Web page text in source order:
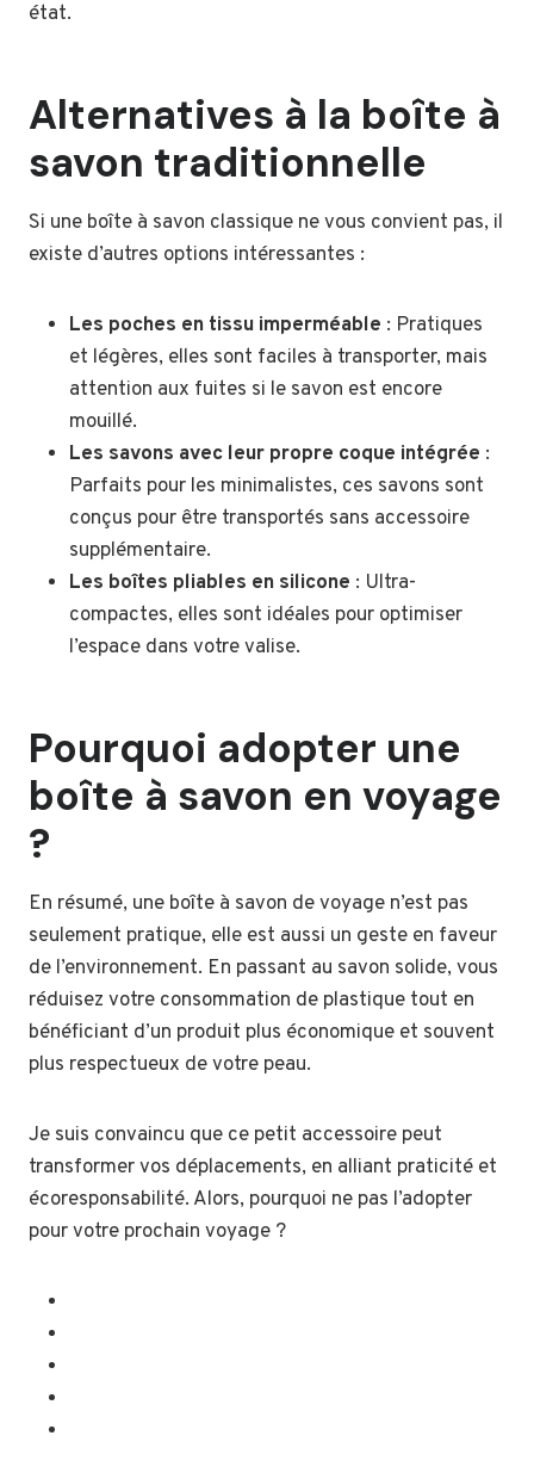
état.
Alternatives à la boîte à
savon traditionnelle
Si une boîte à savon classique ne vous convient pas, il
existe d’autres options intéressantes :
Les poches en tissu imperméable : Pratiques
et légères, elles sont faciles à transporter, mais
attention aux fuites si le savon est encore
mouillé.
Les savons avec leur propre coque intégrée :
Parfaits pour les minimalistes, ces savons sont
conçus pour être transportés sans accessoire
supplémentaire.
Les boîtes pliables en silicone : Ultra-
compactes, elles sont idéales pour optimiser
l’espace dans votre valise.
Pourquoi adopter une
boîte à savon en voyage
?
En résumé, une boîte à savon de voyage n’est pas
seulement pratique, elle est aussi un geste en faveur
de l’environnement. En passant au savon solide, vous
réduisez votre consommation de plastique tout en
bénéficiant d’un produit plus économique et souvent
plus respectueux de votre peau.
Je suis convaincu que ce petit accessoire peut
transformer vos déplacements, en alliant praticité et
écoresponsabilité. Alors, pourquoi ne pas l’adopter
pour votre prochain voyage ?